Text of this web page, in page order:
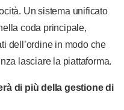
Un sistema unificato
coda principale,
dell’ordine in modo che
lasciare la piattaforma.
di più della gestione di